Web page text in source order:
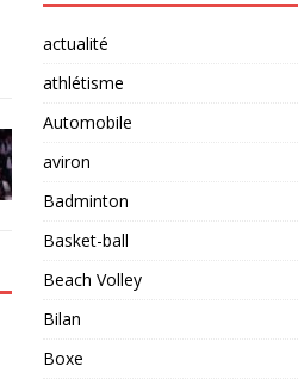
actualité
athlétisme
Automobile
aviron
Badminton
Basket-ball
Beach Volley
Bilan
Boxe